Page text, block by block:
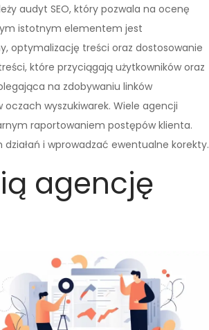
audyt SEO, który pozwala na ocenę
istotnym elementem jest
optymalizację treści oraz dostosowanie
które przyciągają użytkowników oraz
na zdobywaniu linków
wyszukiwarek. Wiele agencji
raportowaniem postępów klienta.
i wprowadzać ewentualne korekty.
agencję